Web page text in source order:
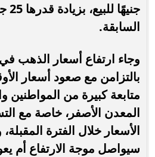
السابقة.
وجاء ارتفاع أسعار الذهب
بالتزامن مع صعود أسعار
متابعة كبيرة من المواطنين
المعدن الأصفر، خاصة مع
الأسعار خلال الفترة
سيواصل موجة الارتفاع أم